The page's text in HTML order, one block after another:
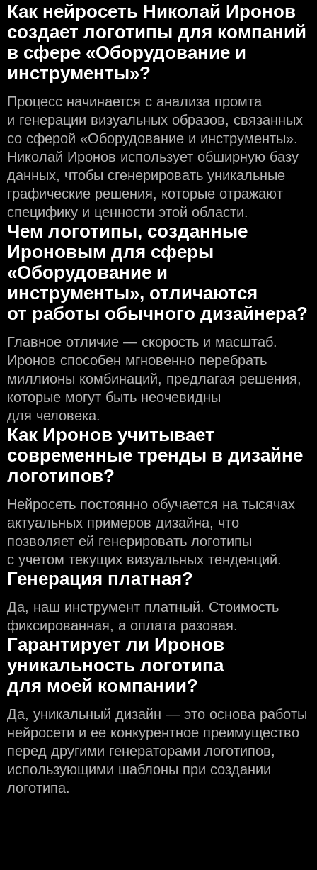
Как нейросеть Николай Иронов
создаeт логотипы для компаний
в сфере «Оборудование и
инструменты»?
Процесс начинается с анализа промта
и генерации визуальных образов, связанных
со сферой «Оборудование и инструменты».
Николай Иронов использует обширную базу
данных, чтобы сгенерировать уникальные
графические решения, которые отражают
специфику и ценности этой области.
Чем логотипы, созданные
Ироновым для сферы
«Оборудование и
инструменты», отличаются
от работы обычного дизайнера?
Главное отличие — скорость и масштаб.
Иронов способен мгновенно перебрать
миллионы комбинаций, предлагая решения,
которые могут быть неочевидны
для человека.
Как Иронов учитывает
современные тренды в дизайне
логотипов?
Нейросеть постоянно обучается на тысячах
актуальных примеров дизайна, что
позволяет ей генерировать логотипы
с учeтом текущих визуальных тенденций.
Генерация платная?
Да, наш инструмент платный. Стоимость
фиксированная, а оплата разовая.
Гарантирует ли Иронов
уникальность логотипа
для моей компании?
Да, уникальный дизайн — это основа работы
нейросети и еe конкурентное преимущество
перед другими генераторами логотипов,
использующими шаблоны при создании
логотипа.